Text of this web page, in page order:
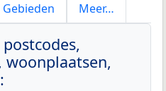
Gebieden Meer…